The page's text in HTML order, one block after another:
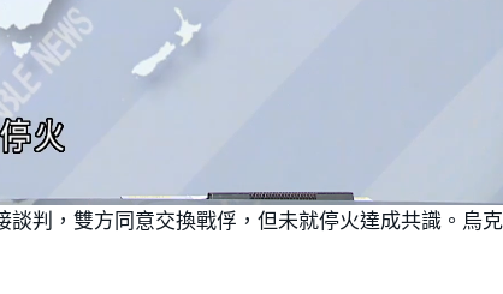
談判，雙方同意交換戰俘，但未就停火達成共識。烏